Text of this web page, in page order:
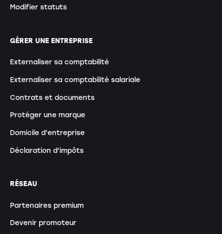
Modifier statuts
GÉRER UNE ENTREPRISE
Externaliser sa comptabilité
Externaliser sa comptabilité salariale
Contrats et documents
Protéger une marque
Domicile d'entreprise
Déclaration d'impôts
RÉSEAU
Partenaires premium
Devenir promoteur